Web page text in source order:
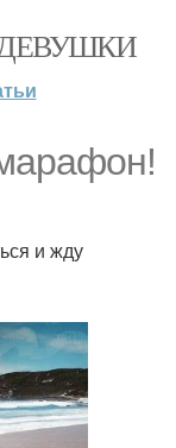
ДЕВУШКИ
и жду